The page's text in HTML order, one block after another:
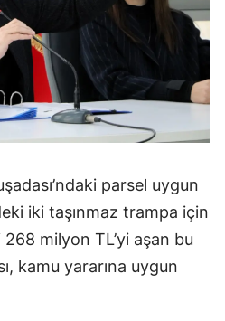
parsel uygun
iki taşınmaz trampa için
milyon TL’yi aşan bu
kamu yararına uygun